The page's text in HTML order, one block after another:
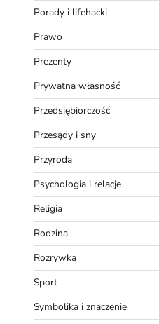
Porady i lifehacki
Prawo
Prezenty
Prywatna własność
Przedsiębiorczość
Przesądy i sny
Przyroda
Psychologia i relacje
Religia
Rodzina
Rozrywka
Sport
Symbolika i znaczenie